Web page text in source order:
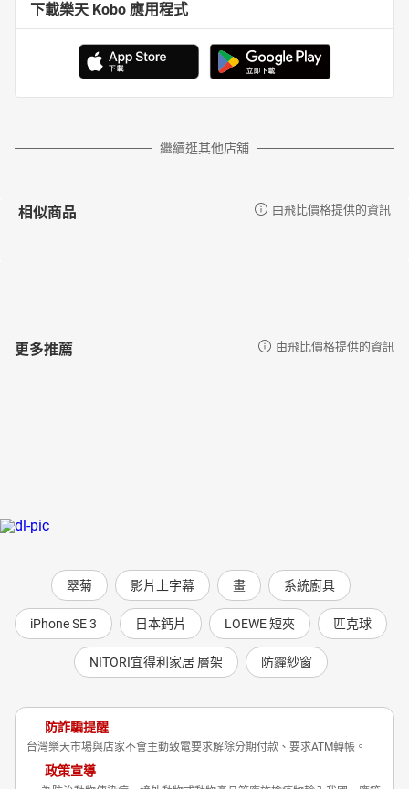
下載樂天 Kobo 應用程式
繼續逛其他店舖
相似商品 由飛比價格提供的資訊
更多推薦 由飛比價格提供的資訊
翠菊 影片上字幕 畫 系統廚具
iPhone SE 3 日本鈣片 LOEWE 短夾 匹克球
NITORI宜得利家居 層架 防霾紗窗
防詐騙提醒
台灣樂天市場與店家不會主動致電要求解除分期付款、要求ATM轉帳。
政策宣導